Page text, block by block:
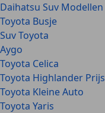
Daihatsu Suv Modellen
Toyota Busje
Suv Toyota
Aygo
Toyota Celica
Toyota Highlander Prijs
Toyota Kleine Auto
Toyota Yaris